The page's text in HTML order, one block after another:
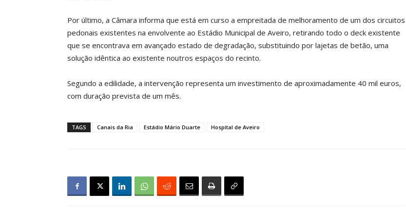
Por último, a Câmara informa que está em curso a empreitada de melhoramento de um dos circuitos
pedonais existentes na envolvente ao Estádio Municipal de Aveiro, retirando todo o deck existente
que se encontrava em avançado estado de degradação, substituindo por lajetas de betão, uma
solução idêntica ao existente noutros espaços do recinto.
Segundo a edilidade, a intervenção representa um investimento de aproximadamente 40 mil euros,
com duração prevista de um mês.
TAGS Canais da Ria Estádio Mário Duarte Hospital de Aveiro